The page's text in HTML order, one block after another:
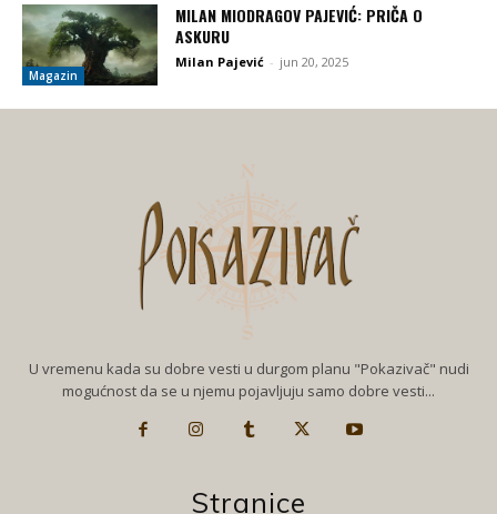
Magazin
MILAN MIODRAGOV PAJEVIĆ: PRIČA O
ASKURU
Milan Pajević - jun 20, 2025
U vremenu kada su dobre vesti u durgom planu "Pokazivač" nudi
mogućnost da se u njemu pojavljuju samo dobre vesti...
Stranice